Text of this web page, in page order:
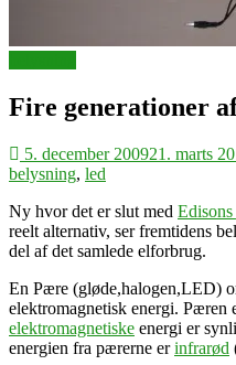
Fire generationer
5. december 200921. marts
belysning, led
Ny hvor det er slut med
reelt alternativ, ser fremtidens
del af det samlede elforbrug.
En Pære (gløde,halogen,LED)
elektromagnetisk energi. Pæren
elektromagnetiske energi er
energien fra pærerne erinfrarød